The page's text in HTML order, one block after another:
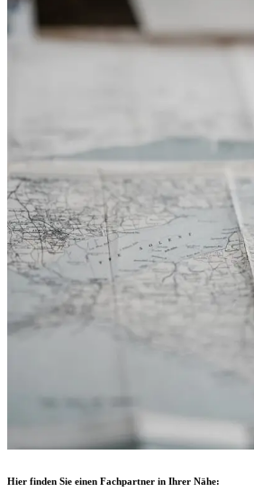
Hier finden Sie einen Fachpartner in Ihrer Nähe: